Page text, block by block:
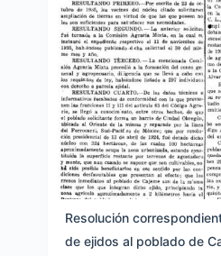
Resolución
de ejidos al poblado de